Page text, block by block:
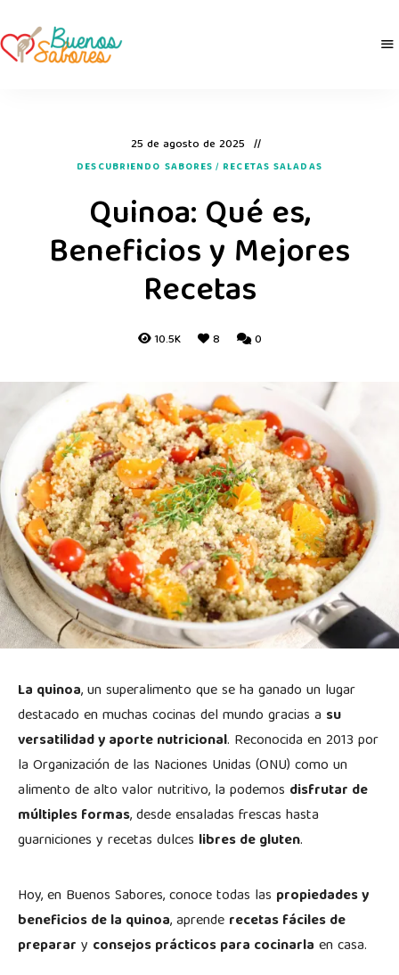
25 de agosto de 2025
DESCUBRIENDO SABORES / RECETAS SALADAS
Quinoa: Qué es,
Beneficios y Mejores
Recetas
10.5K 8 0
La quinoa, un superalimento que se ha ganado un lugar
destacado en muchas cocinas del mundo gracias a su
versatilidad y aporte nutricional. Reconocida en 2013 por
la Organización de las Naciones Unidas (ONU) como un
alimento de alto valor nutritivo, la podemos disfrutar de
múltiples formas, desde ensaladas frescas hasta
guarniciones y recetas dulces libres de gluten.
Hoy, en Buenos Sabores, conoce todas las propiedades y
beneficios de la quinoa, aprende recetas fáciles de
preparar y consejos prácticos para cocinarla en casa.